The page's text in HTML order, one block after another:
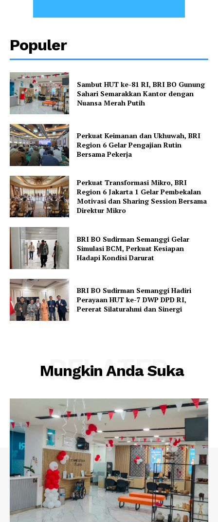
Populer
Sambut HUT ke-81 RI, BRI BO Gunung
Sahari Semarakkan Kantor dengan
Nuansa Merah Putih
Perkuat Keimanan dan Ukhuwah, BRI
Region 6 Gelar Pengajian Rutin
Bersama Pekerja
Perkuat Transformasi Mikro, BRI
Region 6 Jakarta 1 Gelar Pembekalan
Motivasi dan Sharing Session Bersama
Direktur Mikro
BRI BO Sudirman Semanggi Gelar
Simulasi BCM, Perkuat Kesiapan
Hadapi Kondisi Darurat
BRI BO Sudirman Semanggi Hadiri
Perayaan HUT ke-7 DWP DPD RI,
Pererat Silaturahmi dan Sinergi
Mungkin Anda Suka
RELATED